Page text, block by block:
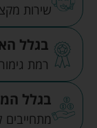
שירות
בגלל
רמת
בגלל
מתחייבים